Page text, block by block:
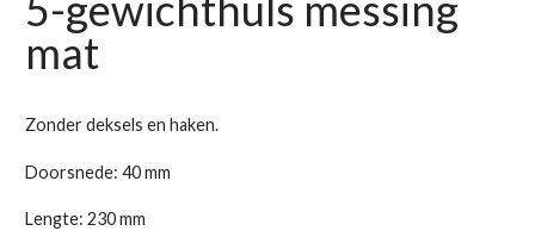
mat
Zonder deksels en haken.
Doorsnede: 40 mm
Lengte: 230 mm